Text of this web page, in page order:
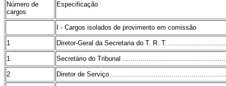
Número de
cargos
Especificação
I - Cargos isolados de provimento em comissão
1 Diretor-Geral da Secretaria do T. R. T.
1 Secretário do Tribunal
2 Diretor de